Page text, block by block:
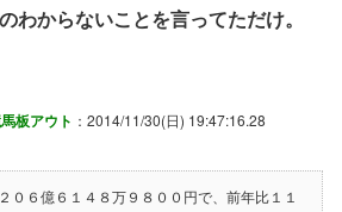
わからないことを言ってただけ。
板アウト ：2014/11/30(日) 19:47:16.28
０６億６１４８万９８００円で、前年比１１